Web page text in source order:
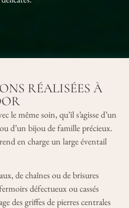
RÉALISÉES À
le même soin, qu’il s’agisse d’un
d’un bijou de famille précieux.
en charge un large éventail
de chaînes ou de brisures
défectueux ou cassés
des griffes de pierres centrales